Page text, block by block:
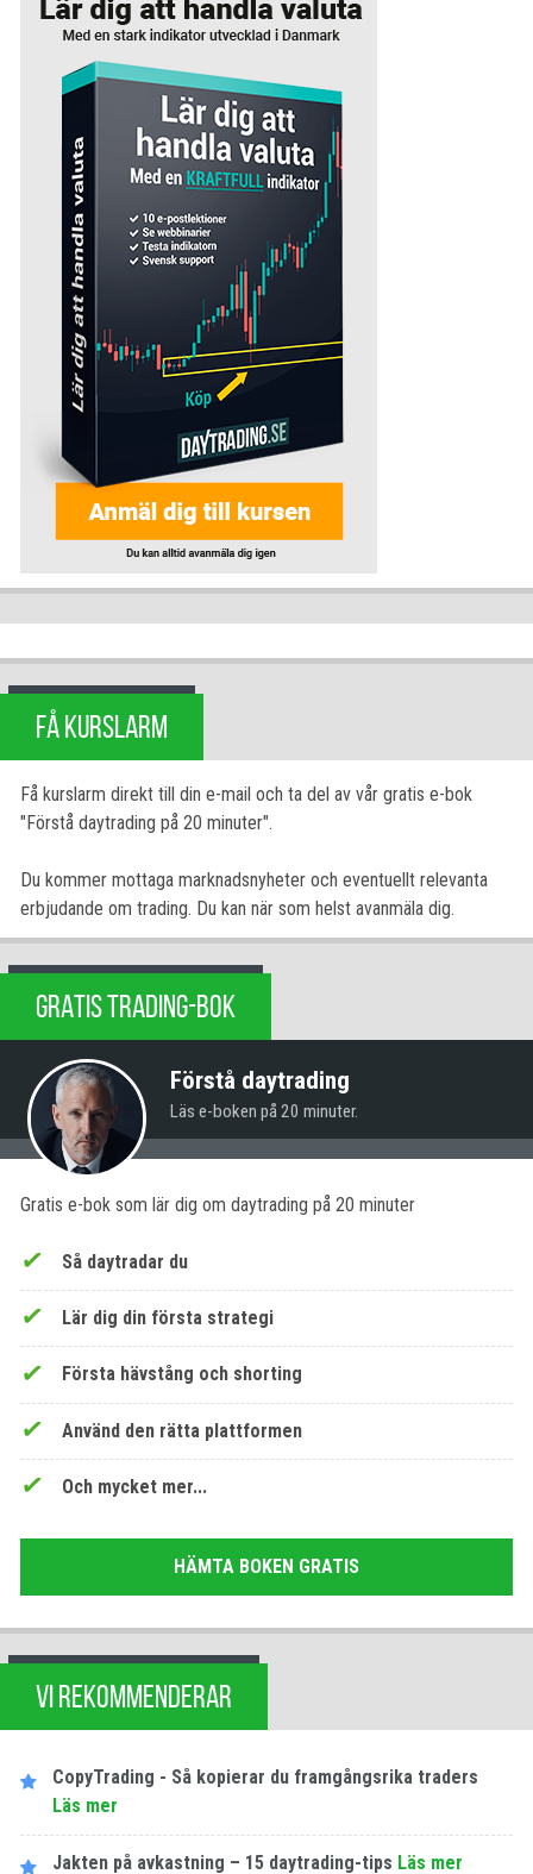
FÅ KURSLARM
Få kurslarm direkt till din e-mail och ta del av vår gratis e-bok
"Förstå daytrading på 20 minuter".
Du kommer mottaga marknadsnyheter och eventuellt relevanta
erbjudande om trading. Du kan när som helst avanmäla dig.
GRATIS TRADING-BOK
Förstå daytrading
Läs e-boken på 20 minuter.
Gratis e-bok som lär dig om daytrading på 20 minuter
Så daytradar du
Lär dig din första strategi
Första hävstång och shorting
Använd den rätta plattformen
Och mycket mer...
HÄMTA BOKEN GRATIS
VI REKOMMENDERAR
CopyTrading - Så kopierar du framgångsrika traders
Läs mer
Jakten på avkastning – 15 daytrading-tips Läs mer